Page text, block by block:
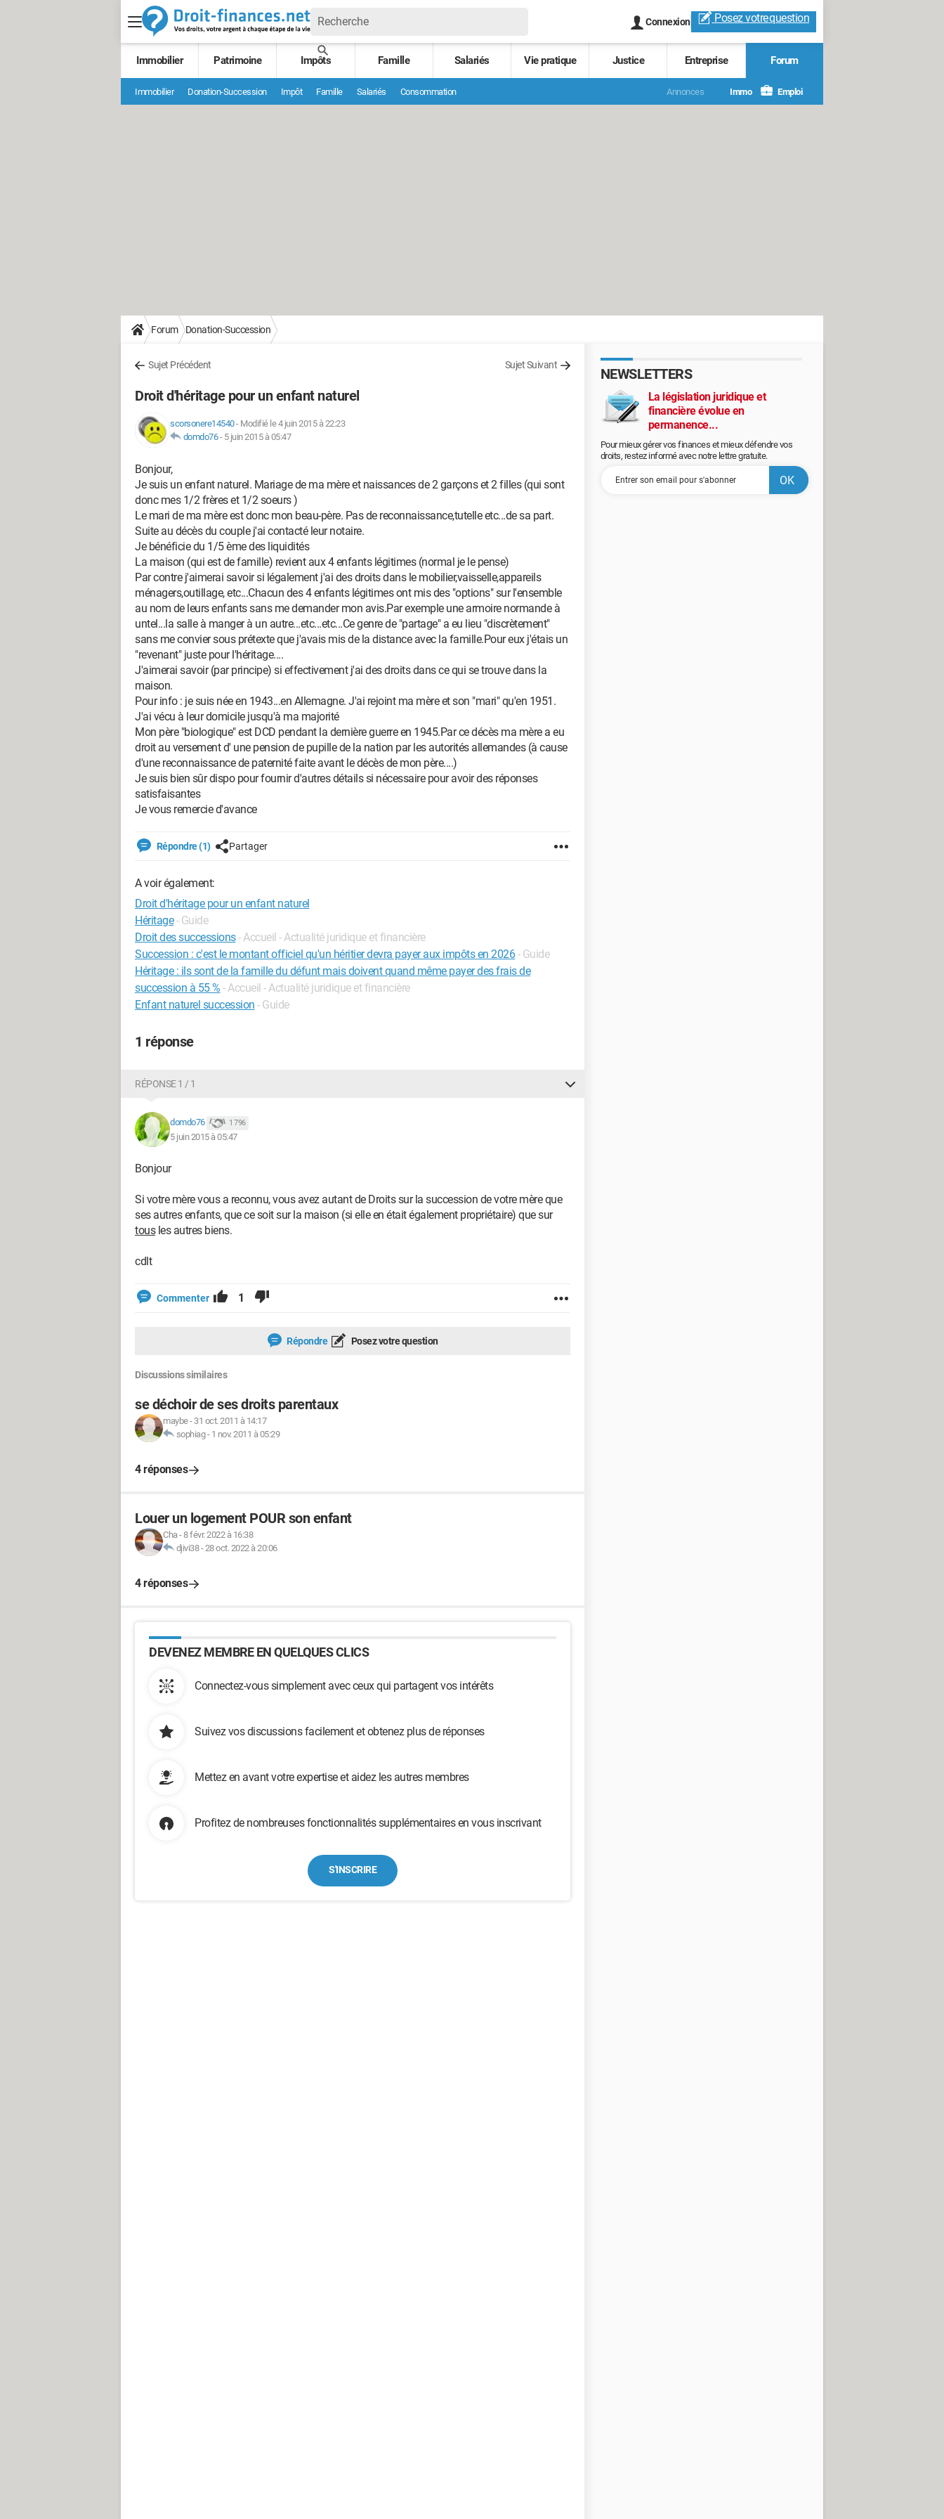
Connexion Posez votrequestion
Immobilier Patrimoine Impôts Famille Salariés Vie pratique Justice Entreprise Forum
Immobilier Donation-Succession Impôt Famille Salariés Consommation Annonces Immo Emploi
Forum Donation-Succession
Sujet Précédent Sujet Suivant
Droit d'héritage pour un enfant naturel
scorsonere14540- Modifié le 4 juin 2015 à 22:23
domdo76- 5 juin 2015 à 05:47
Bonjour,
Je suis un enfant naturel. Mariage de ma mère et naissances de 2 garçons et 2 filles (qui sont
donc mes 1/2 frères et 1/2 soeurs )
Le mari de ma mère est donc mon beau-père. Pas de reconnaissance,tutelle etc...de sa part.
Suite au décès du couple j'ai contacté leur notaire.
Je bénéficie du 1/5 ème des liquidités
La maison (qui est de famille) revient aux 4 enfants légitimes (normal je le pense)
Par contre j'aimerai savoir si légalement j'ai des droits dans le mobilier,vaisselle,appareils
ménagers,outillage, etc...Chacun des 4 enfants légitimes ont mis des "options" sur l'ensemble
au nom de leurs enfants sans me demander mon avis.Par exemple une armoire normande à
untel...la salle à manger à un autre...etc...etc...Ce genre de "partage" a eu lieu "discrètement"
sans me convier sous prétexte que j'avais mis de la distance avec la famille.Pour eux j'étais un
"revenant" juste pour l'héritage....
J'aimerai savoir (par principe) si effectivement j'ai des droits dans ce qui se trouve dans la
maison.
Pour info : je suis née en 1943...en Allemagne. J'ai rejoint ma mère et son "mari" qu'en 1951.
J'ai vécu à leur domicile jusqu'à ma majorité
Mon père "biologique" est DCD pendant la dernière guerre en 1945.Par ce décès ma mère a eu
droit au versement d' une pension de pupille de la nation par les autorités allemandes (à cause
d'une reconnaissance de paternité faite avant le décès de mon père....)
Je suis bien sûr dispo pour fournir d'autres détails si nécessaire pour avoir des réponses
satisfaisantes
Je vous remercie d'avance
Répondre (1) Partager
A voir également:
Droit d'héritage pour un enfant naturel
Héritage - Guide
Droit des successions- Accueil - Actualité juridique et financière
Succession : c'est le montant officiel qu'un héritier devra payer aux impôts en 2026 - Guide
Héritage : ils sont de la famille du défunt mais doivent quand même payer des frais de
succession à 55 % - Accueil - Actualité juridique et financière
Enfant naturel succession - Guide
1 réponse
RÉPONSE 1 / 1
domdo76 1 796
5 juin 2015 à 05:47
Bonjour
Si votre mère vous a reconnu, vous avez autant de Droits sur la succession de votre mère que
ses autres enfants, que ce soit sur la maison (si elle en était également propriétaire) que sur
tousles autres biens.
cdlt
Commenter 1
Répondre Posez votre question
Discussions similaires
se déchoir de ses droits parentaux
maybe- 31 oct. 2011 à 14:17
sophiag- 1 nov. 2011 à 05:29
4 réponses
Louer un logement POUR son enfant
Cha-8 févr. 2022 à 16:38
djivi38-28 oct. 2022 à 20:06
4 réponses
DEVENEZ MEMBRE EN QUELQUES CLICS
Connectez-vous simplement avec ceux qui partagent vos intérêts
Suivez vos discussions facilement et obtenez plus de réponses
Mettez en avant votre expertise et aidez les autres membres
Profitez de nombreuses fonctionnalités supplémentaires en vous inscrivant
S'INSCRIRE
NEWSLETTERS
La législation juridique et
financière évolue en
permanence...
Pour mieux gérer vos finances et mieux défendre vos
droits, restez informé avec notre lettre gratuite.